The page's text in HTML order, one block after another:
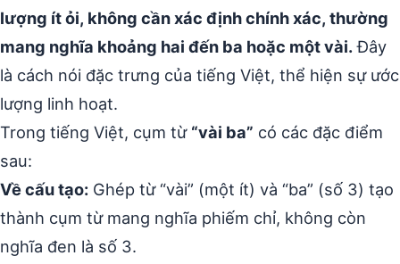
lượng ít ỏi, không cần xác định chính xác, thường
mang nghĩa khoảng hai đến ba hoặc một vài.Đây
là cách nói đặc trưng của tiếng Việt, thể hiện sự ước
lượng linh hoạt.
Trong tiếng Việt, cụm từ “vài ba” có các đặc điểm
sau:
Về cấu tạo: Ghép từ “vài” (một ít) và “ba” (số 3) tạo
thành cụm từ mang nghĩa phiếm chỉ, không còn
nghĩa đen là số 3.